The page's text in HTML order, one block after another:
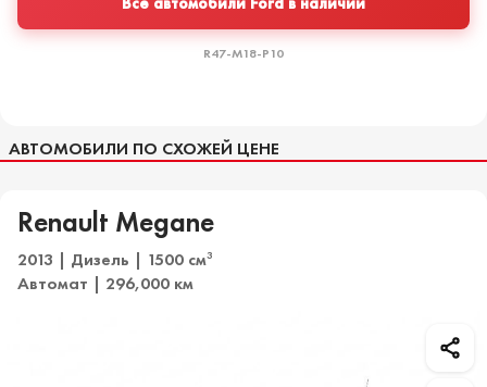
R47-M18-P10
АВТОМОБИЛИ ПО СХОЖЕЙ ЦЕНЕ
Renault Megane
2013 | Дизель | 1500 см3
Автомат | 296,000 км